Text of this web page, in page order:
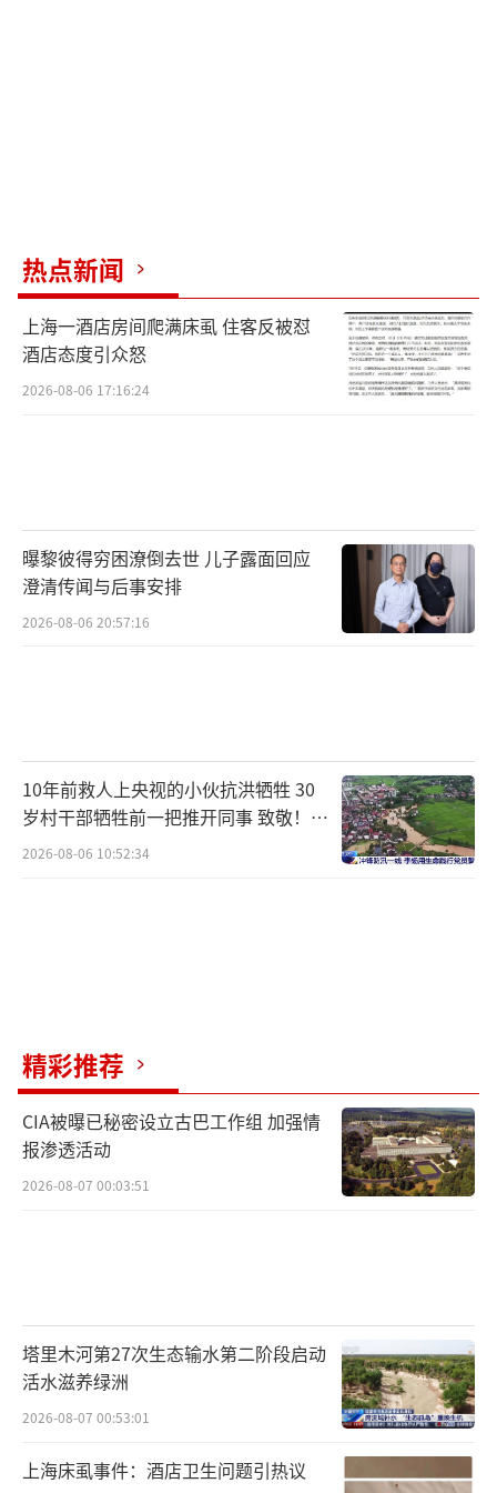
热点新闻
上海一酒店房间爬满床虱 住客反被怼
酒店态度引众怒
2026-08-06 17:16:24
曝黎彼得穷困潦倒去世 儿子露面回应
澄清传闻与后事安排
2026-08-06 20:57:16
10年前救人上央视的小伙抗洪牺牲 30
岁村干部牺牲前一把推开同事 致敬！送
别！
2026-08-06 10:52:34
精彩推荐
CIA被曝已秘密设立古巴工作组 加强情
报渗透活动
2026-08-07 00:03:51
塔里木河第27次生态输水第二阶段启动
活水滋养绿洲
2026-08-07 00:53:01
上海床虱事件：酒店卫生问题引热议